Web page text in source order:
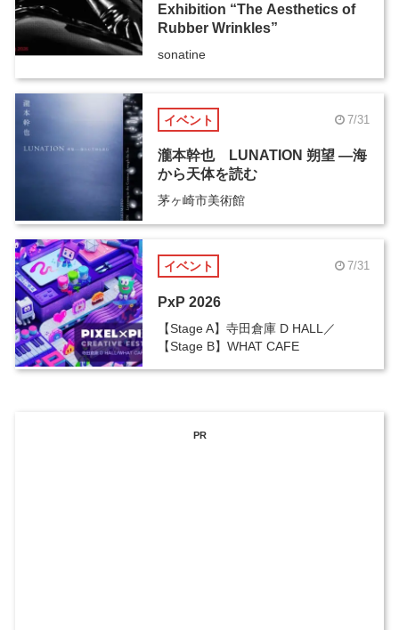
Exhibition “The Aesthetics of
Rubber Wrinkles”
sonatine
イベント 7/31
瀧本幹也 LUNATION 朔望 ―海
から天体を読む
茅ヶ崎市美術館
イベント 7/31
PxP 2026
【Stage A】寺田倉庫 D HALL／
【Stage B】WHAT CAFE
PR